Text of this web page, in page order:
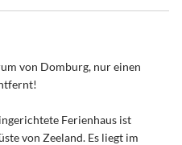
von Domburg, nur einen
Ferienhaus ist
von Zeeland. Es liegt im